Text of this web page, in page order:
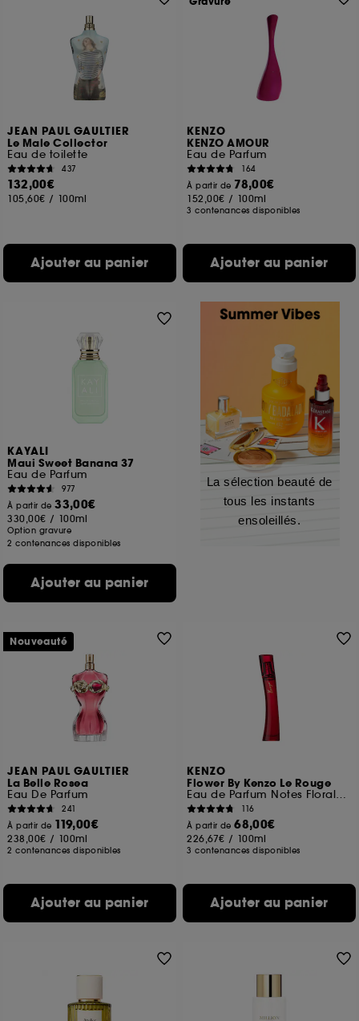
JEAN PAUL GAULTIER
Le Male Collector
Eau de toilette
437
132,00€
105,60€ / 100ml
Ajouter au panier
KENZO
KENZO AMOUR
Eau de Parfum
164
À partir de 78,00€
152,00€ / 100ml
3 contenances disponibles
Ajouter au panier
KAYALI
Maui Sweet Banana 37
Eau de Parfum
977
À partir de33,00€
330,00€ / 100ml
Option gravure
2 contenances disponibles
Ajouter au panier
La sélection beauté de
tous les instants
ensoleillés.
JEAN PAUL GAULTIER
La Belle Rosea
Eau De Parfum
241
À partir de 119,00€
238,00€ / 100ml
2 contenances disponibles
Ajouter au panier
Nouveauté
KENZO
Flower By Kenzo Le Rouge
Eau de Parfum Notes Florales Gourmandes
116
À partir de68,00€
226,67€ / 100ml
3 contenances disponibles
Ajouter au panier